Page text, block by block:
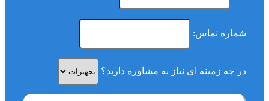
شماره تماس:
در چه زمینه ای نیاز به مشاوره دارید؟